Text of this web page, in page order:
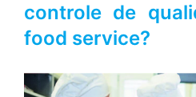
controle de
food service?